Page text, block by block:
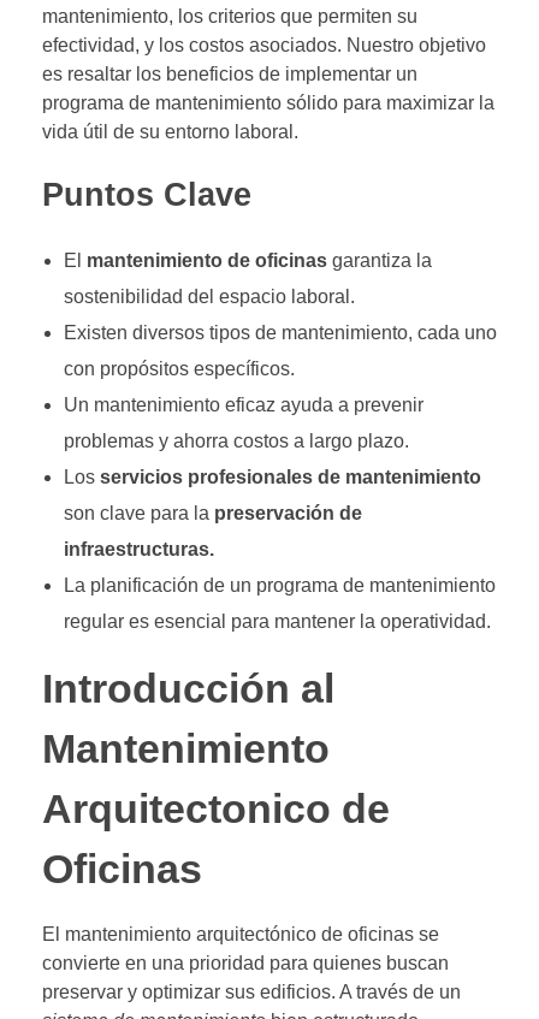
mantenimiento, los criterios que permiten su
efectividad, y los costos asociados. Nuestro objetivo
es resaltar los beneficios de implementar un
programa de mantenimiento sólido para maximizar la
vida útil de su entorno laboral.
Puntos Clave
El mantenimiento de oficinasgarantiza la
sostenibilidad del espacio laboral.
Existen diversos tipos de mantenimiento, cada uno
con propósitos específicos.
Un mantenimiento eficaz ayuda a prevenir
problemas y ahorra costos a largo plazo.
Los servicios profesionales de mantenimiento
son clave para la preservación de
infraestructuras.
La planificación de un programa de mantenimiento
regular es esencial para mantener la operatividad.
Introducción al
Mantenimiento
Arquitectonico de
Oficinas
El mantenimiento arquitectónico de oficinas se
convierte en una prioridad para quienes buscan
preservar y optimizar sus edificios. A través de un